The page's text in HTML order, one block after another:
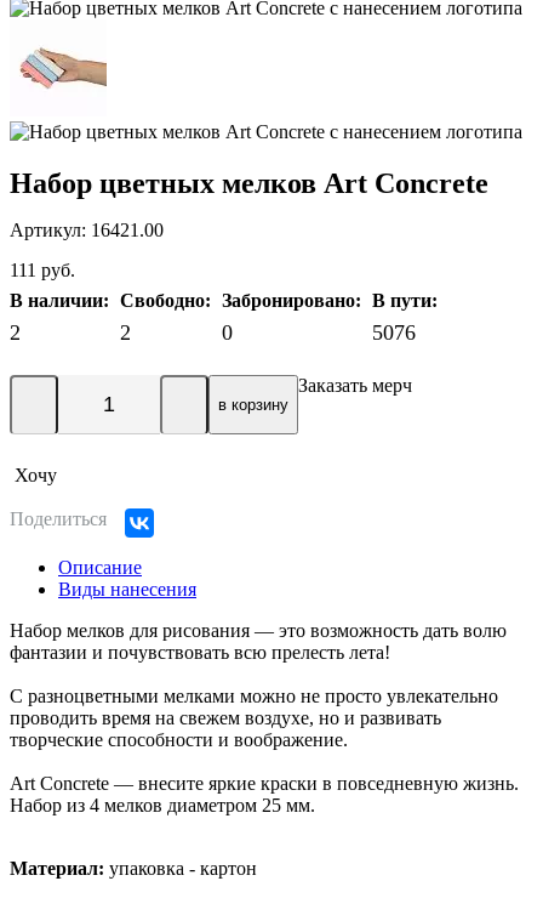
Набор цветных мелков Art Concrete
Артикул: 16421.00
111 руб.
В наличии:
2
Свободно:
2
Забронировано:
0
В пути:
5076
в корзину
Заказать мерч
Хочу
Поделиться
Описание
Виды нанесения
Набор мелков для рисования — это возможность дать волю
фантазии и почувствовать всю прелесть лета!
С разноцветными мелками можно не просто увлекательно
проводить время на свежем воздухе, но и развивать
творческие способности и воображение.
Art Concrete — внесите яркие краски в повседневную жизнь.
Набор из 4 мелков диаметром 25 мм.
Материал: упаковка - картон